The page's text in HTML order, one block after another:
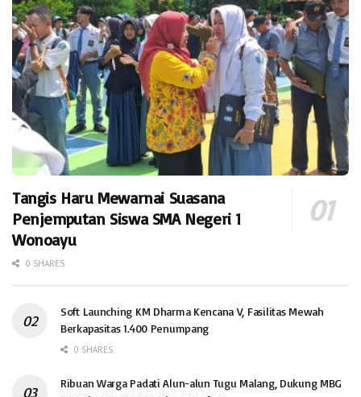
Tangis Haru Mewarnai Suasana
Penjemputan Siswa SMA Negeri 1
Wonoayu
0 SHARES
Soft Launching KM Dharma Kencana V, Fasilitas Mewah
Berkapasitas 1.400 Penumpang
0 SHARES
Ribuan Warga Padati Alun-alun Tugu Malang, Dukung MBG